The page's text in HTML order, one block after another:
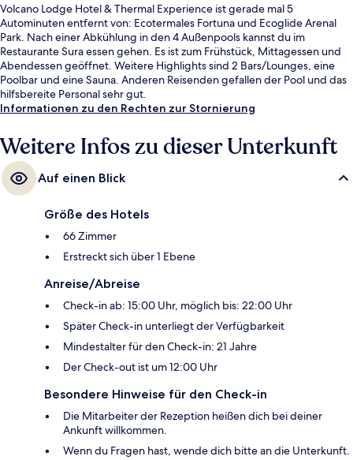
Volcano Lodge Hotel & Thermal Experience ist gerade mal 5
Autominuten entfernt von: Ecotermales Fortuna und Ecoglide Arenal
Park. Nach einer Abkühlung in den 4 Außenpools kannst du im
Restaurante Sura essen gehen. Es ist zum Frühstück, Mittagessen und
Abendessen geöffnet. Weitere Highlights sind 2 Bars/Lounges, eine
Poolbar und eine Sauna. Anderen Reisenden gefallen der Pool und das
hilfsbereite Personal sehr gut.
Informationen zu den Rechten zur Stornierung
Weitere Infos zu dieser Unterkunft
Auf einen Blick
Größe des Hotels
66 Zimmer
Erstreckt sich über 1 Ebene
Anreise/Abreise
Check-in ab: 15:00 Uhr, möglich bis: 22:00 Uhr
Später Check-in unterliegt der Verfügbarkeit
Mindestalter für den Check-in: 21 Jahre
Der Check-out ist um 12:00 Uhr
Besondere Hinweise für den Check-in
Die Mitarbeiter der Rezeption heißen dich bei deiner
Ankunft willkommen.
Wenn du Fragen hast, wende dich bitte an die Unterkunft.